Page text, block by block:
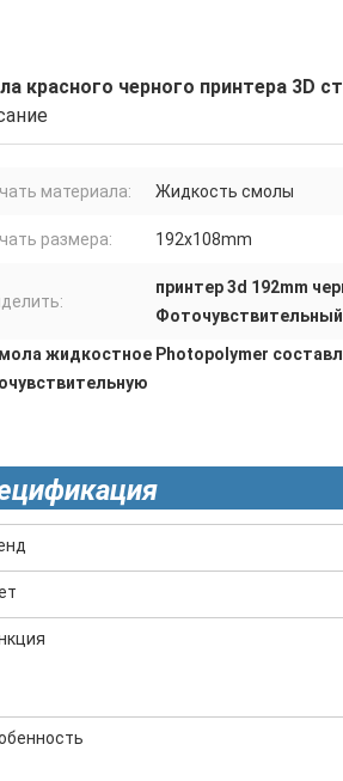
красного черного принтера 3D
материала: Жидкость смолы
размера: 192x108mm
принтер 3d 192mm
жидкостное Photopolymer